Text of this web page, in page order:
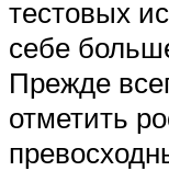
тестовых
себе
Прежде
отметить